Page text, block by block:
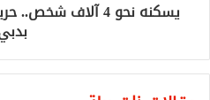
يسكنه نحو 4 آلاف